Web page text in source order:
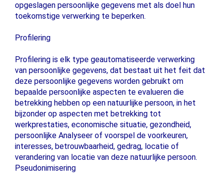
opgeslagen persoonlijke gegevens met als doel hun
toekomstige verwerking te beperken.
Profilering
Profilering is elk type geautomatiseerde verwerking
van persoonlijke gegevens, dat bestaat uit het feit dat
deze persoonlijke gegevens worden gebruikt om
bepaalde persoonlijke aspecten te evalueren die
betrekking hebben op een natuurlijke persoon, in het
bijzonder op aspecten met betrekking tot
werkprestaties, economische situatie, gezondheid,
persoonlijke Analyseer of voorspel de voorkeuren,
interesses, betrouwbaarheid, gedrag, locatie of
verandering van locatie van deze natuurlijke persoon.
Pseudonimisering